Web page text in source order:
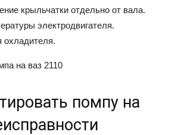
крыльчатки отдельно от вала.
электродвигателя.
охладителя.
помпу на